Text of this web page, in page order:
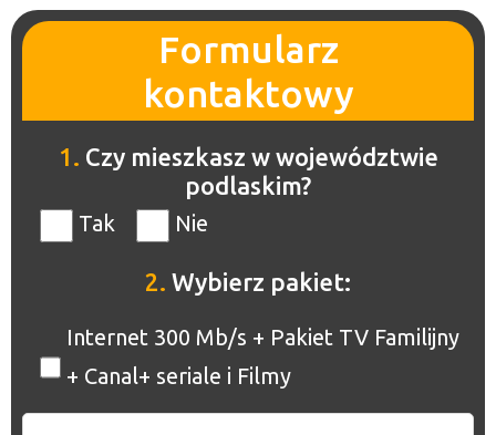
Formularz
kontaktowy
1. Czy mieszkasz w województwie
podlaskim?
Tak Nie
2. Wybierz pakiet:
Internet 300 Mb/s + Pakiet TV Familijny
+ Canal+ seriale i Filmy